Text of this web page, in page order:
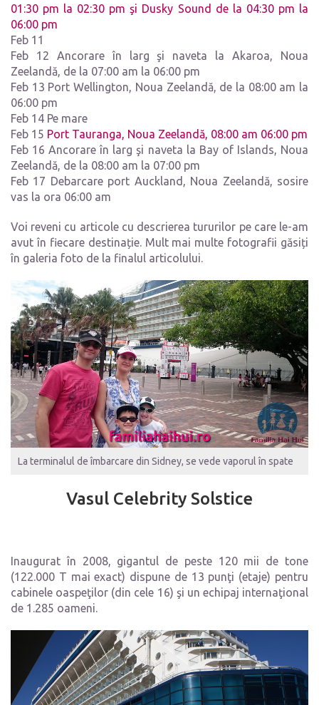
01:30 pm la 02:30 pm şi Dusky Sound de la 04:30 pm la
06:00 pm
Feb 11
Feb 12 Ancorare în larg şi naveta la Akaroa, Noua
Zeelandă, de la 07:00 am la 06:00 pm
Feb 13 Port Wellington, Noua Zeelandă, de la 08:00 am la
06:00 pm
Feb 14 Pe mare
Feb 15 Port Tauranga, Noua Zeelandă, 08:00 am 06:00 pm
Feb 16 Ancorare în larg şi naveta la Bay of Islands, Noua
Zeelandă, de la 08:00 am la 07:00 pm
Feb 17 Debarcare port Auckland, Noua Zeelandă, sosire
vas la ora 06:00 am
Voi reveni cu articole cu descrierea tururilor pe care le-am
avut în fiecare destinație. Mult mai multe fotografii găsiți
în galeria foto de la finalul articolului.
La terminalul de îmbarcare din Sidney, se vede vaporul în spate
Vasul Celebrity Solstice
Inaugurat în 2008, gigantul de peste 120 mii de tone
(122.000 T mai exact) dispune de 13 punţi (etaje) pentru
cabinele oaspeţilor (din cele 16) şi un echipaj internaţional
de 1.285 oameni.